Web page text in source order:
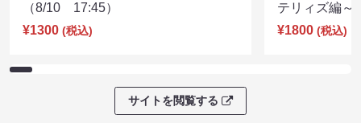
（8/10 17:45）
¥1300 (税込)
テリィズ編
¥1800 (税込)
サイトを閲覧する